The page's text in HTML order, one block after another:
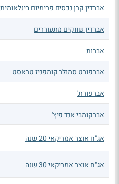
אברדין קרן נכסים פרימיום בינלאומית
אברדין שווקים מתעוררים
אברות
אברפורט סמולר קומפניז טראסט
אברפורת'
אברקומבי אנד פיץ'
אג"ח אוצר אמריקאי 20 שנה
אג"ח אוצר אמריקאי 30 שנה